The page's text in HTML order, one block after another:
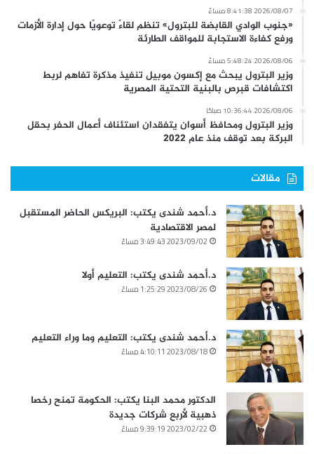
2026/08/07 8:41:38 مساءً
«جنوب الوادي القابضة للبترول» تنظم لقاءً توعويًا حول إدارة الأزمات
ورفع كفاءة الاستجابة للمواقف الطارئة
2026/08/06 5:48:24 مساءً
وزير البترول يبحث مع إكسون موبيل تنفيذ مذكرة تفاهم لربط
اكتشافات قبرص بالبنية التحتية المصرية
2026/08/06 10:36:44 صباحًا
وزير البترول ومحافظ أسوان يتفقدان استئناف أعمال الحفر بحقل
البركة بعد توقف منذ عام 2022
مقالات
د.أحمد شندى يكتب: البريكس الحاضر المستقبل
لمصر الاقتصادية
2023/09/02 3:49:43 مساءً
د.أحمد شندى يكتب: التعليم أولا
2023/08/26 1:25:29 مساءً
د.أحمد شندى يكتب: التعليم وما وراء التعليم
2023/08/18 4:10:11 مساءً
الدكتور محمد البنا يكتب: الحكومة تمنح رخصا
ذهبية لأربع شركات جديدة
2023/02/22 9:39:19 مساءً